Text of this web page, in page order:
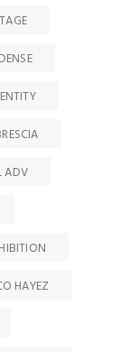
ADV
HAYEZ